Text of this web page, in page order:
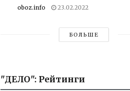
oboz.info 23.02.2022
БОЛЬШЕ
"ДЕЛО": Рейтинги